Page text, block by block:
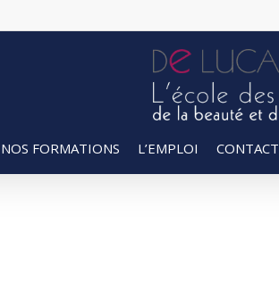
NOS FORMATIONS L’EMPLOI CONTACT